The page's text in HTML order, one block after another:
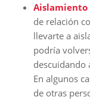
Aislamiento
de relación
llevarte a
podría
descuidando
En algunos
de otras